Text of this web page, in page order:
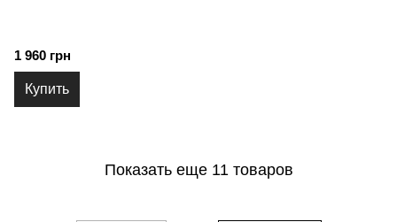
1 960 грн
Купить
Показать еще 11 товаров